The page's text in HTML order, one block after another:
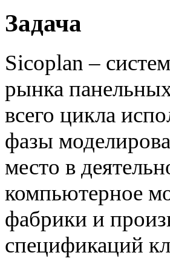
Задача
Sicoplan –
рынка
всего цикла
фазы
место в
компьютерное
фабрики и
спецификаций